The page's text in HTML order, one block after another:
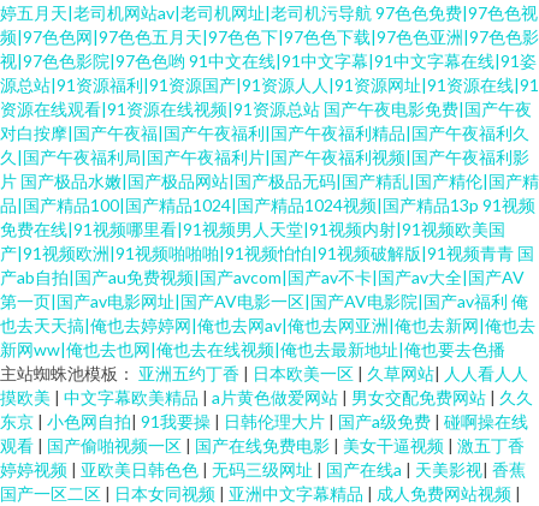
婷五月天|老司机网站av|老司机网址|老司机污导航 97色色免费|97色色视
频|97色色网|97色色五月天|97色色下|97色色下载|97色色亚洲|97色色影
视|97色色影院|97色色哟 91中文在线|91中文字幕|91中文字幕在线|91姿
源总站|91资源福利|91资源国产|91资源人人|91资源网址|91资源在线|91
资源在线观看|91资源在线视频|91资源总站 国产午夜电影免费|国产午夜
对白按摩|国产午夜福|国产午夜福利|国产午夜福利精品|国产午夜福利久
久|国产午夜福利局|国产午夜福利片|国产午夜福利视频|国产午夜福利影
片 国产极品水嫩|国产极品网站|国产极品无码|国产精乱|国产精伦|国产精
品|国产精品100|国产精品1024|国产精品1024视频|国产精品13p 91视频
免费在线|91视频哪里看|91视频男人天堂|91视频内射|91视频欧美国
产|91视频欧洲|91视频啪啪啪|91视频怕怕|91视频破解版|91视频青青 国
产ab自拍|国产au免费视频|国产avcom|国产av不卡|国产av大全|国产AV
第一页|国产av电影网址|国产AV电影一区|国产AV电影院|国产av福利 俺
也去天天搞|俺也去婷婷网|俺也去网av|俺也去网亚洲|俺也去新网|俺也去
新网ww|俺也去也网|俺也去在线视频|俺也去最新地址|俺也要去色播
主站蜘蛛池模板： 亚洲五约丁香 | 日本欧美一区 | 久草网站| 人人看人人
摸欧美 | 中文字幕欧美精品 | a片黄色做爱网站 | 男女交配免费网站 | 久久
东京 | 小色网自拍| 91我要操 | 日韩伦理大片 | 国产a级免费 | 碰啊操在线
观看 | 国产偷啪视频一区 | 国产在线免费电影 | 美女干逼视频 | 激五丁香
婷婷视频 | 亚欧美日韩色色 | 无码三级网址 | 国产在线a | 天美影视| 香蕉
国产一区二区 | 日本女同视频 | 亚洲中文字幕精品 | 成人免费网站视频 |